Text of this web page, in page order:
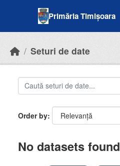
Primăria Timișoara
Seturi de date
Order by
No datasets found